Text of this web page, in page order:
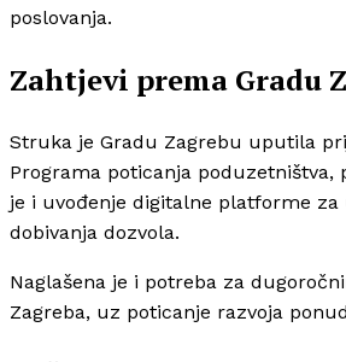
poslovanja.
Zahtjevi prema Gradu
Struka je Gradu Zagrebu uputila
Programa poticanja poduzetništva,
je i uvođenje digitalne platforme
dobivanja dozvola.
Naglašena je i potreba za
Zagreba, uz poticanje razvoja